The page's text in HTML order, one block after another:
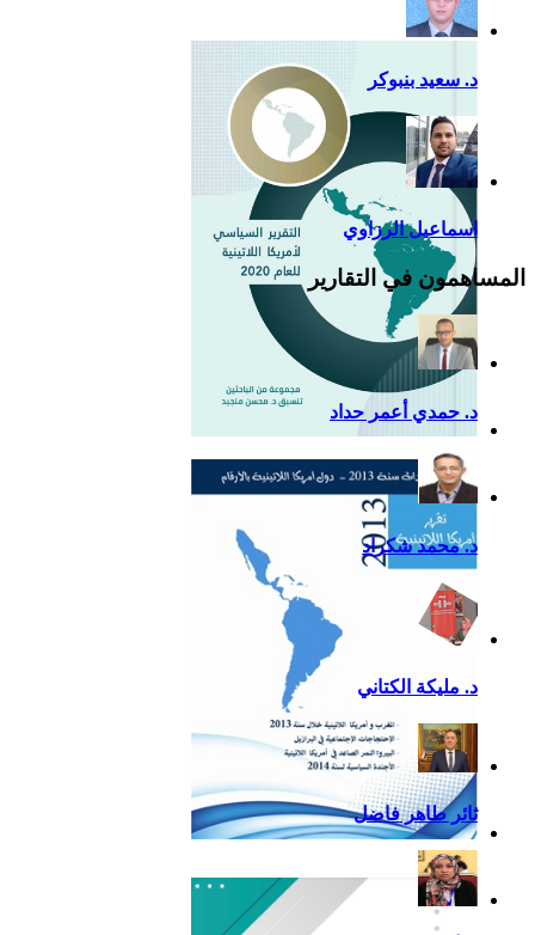
التقرير السياسي لأمريكا
اللاتينية للعام 2020
تقرير أمريكا اللاتينية لسنة
2013
د. سعيد بنبوكر
اسماعيل الرزاوي
المساهمون في التقارير
د. حمدي أعمر حداد
د. محمد شكراد
د. مليكة الكتاني
ثائر طاهر فاضل